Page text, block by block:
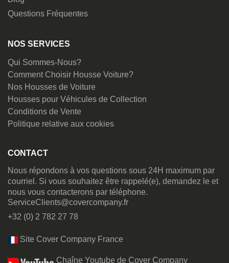
Questions Fréquentes
NOS SERVICES
Qui Sommes-Nous?
Comment Choisir Housse Voiture?
Nos Housses de Voiture
Housses pour Véhicules de Collection
Conditions de Vente
Politique relative aux cookies
CONTACT
Nous répondons à vos questions sous 24H maximum par
courriel. Si vous souhaitez être rappelé(e), demandez le et
nous vous contacterons par téléphone.
ServiceClients@covercompany.fr
+32 (0) 2 782 27 78
Site Cover Company France
Chaîne Youtube de Cover Company